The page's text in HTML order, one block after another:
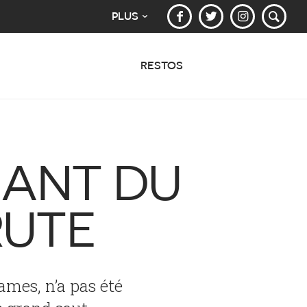
PLUS
RESTOS
DU
n’a pas été